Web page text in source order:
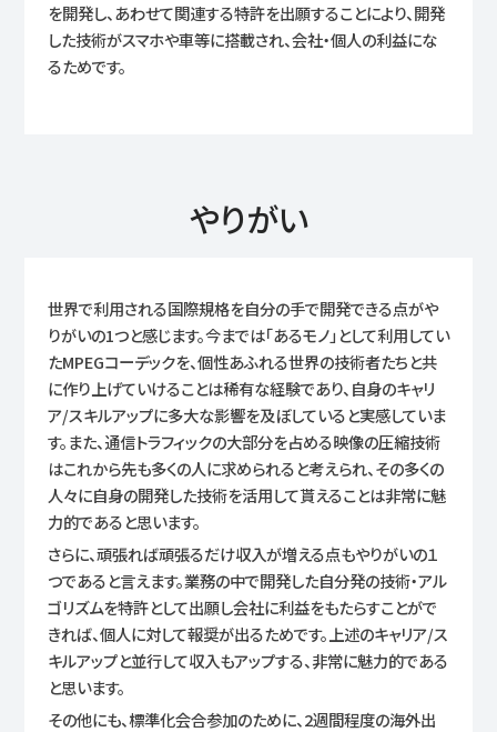
を開発し、あわせて関連する特許を出願することにより、開発
した技術がスマホや車等に搭載され、会社・個人の利益にな
るためです。
やりがい
世界で利用される国際規格を自分の手で開発できる点がや
りがいの1つと感じます。今までは「あるモノ」として利用してい
たMPEGコーデックを、個性あふれる世界の技術者たちと共
に作り上げていけることは稀有な経験であり、自身のキャリ
ア/スキルアップに多大な影響を及ぼしていると実感していま
す。また、通信トラフィックの大部分を占める映像の圧縮技術
はこれから先も多くの人に求められると考えられ、その多くの
人々に自身の開発した技術を活用して貰えることは非常に魅
力的であると思います。
さらに、頑張れば頑張るだけ収入が増える点もやりがいの１
つであると言えます。業務の中で開発した自分発の技術・アル
ゴリズムを特許として出願し会社に利益をもたらすことがで
きれば、個人に対して報奨が出るためです。上述のキャリア/ス
キルアップと並行して収入もアップする、非常に魅力的である
と思います。
その他にも、標準化会合参加のために、2週間程度の海外出